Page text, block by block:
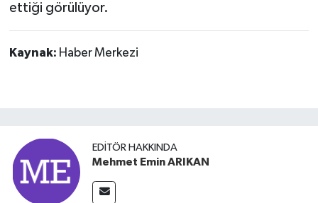
ettiği görülüyor.
Kaynak: Haber Merkezi
EDITÖR HAKKINDA
Mehmet Emin ARIKAN